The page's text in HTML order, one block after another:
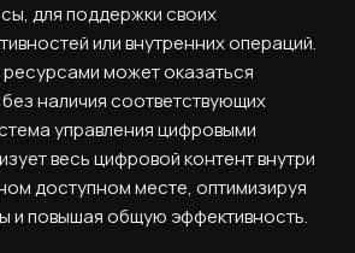
для поддержки своих
или внутренних операций.
ресурсами может оказаться
наличия соответствующих
управления цифровыми
весь цифровой контент внутри
доступном месте, оптимизируя
и повышая общую эффективность.